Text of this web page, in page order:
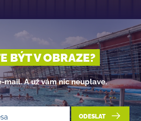
BÝT V OBRAZE?
mail. A už vám nic neuplave.
ODESLAT